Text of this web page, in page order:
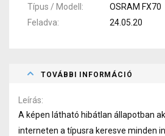
Típus / Modell
OSRAM FX70
Feladva
24.05.20
TOVÁBBI INFORMÁCIÓ
Leírás
A képen látható hibátlan állapotban
interneten a típusra keresve minden